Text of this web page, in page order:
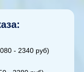
- 2340 руб)